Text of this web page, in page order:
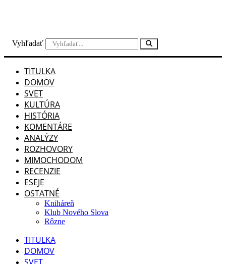
Vyhľadať
TITULKA
DOMOV
SVET
KULTÚRA
HISTÓRIA
KOMENTÁRE
ANALÝZY
ROZHOVORY
MIMOCHODOM
RECENZIE
ESEJE
OSTATNÉ
Kniháreň
Klub Nového Slova
Rôzne
TITULKA
DOMOV